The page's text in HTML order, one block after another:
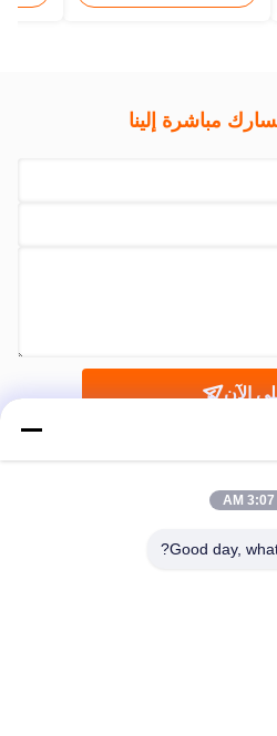
مباشرة إلينا
الآن
3:07 AM
Good day,